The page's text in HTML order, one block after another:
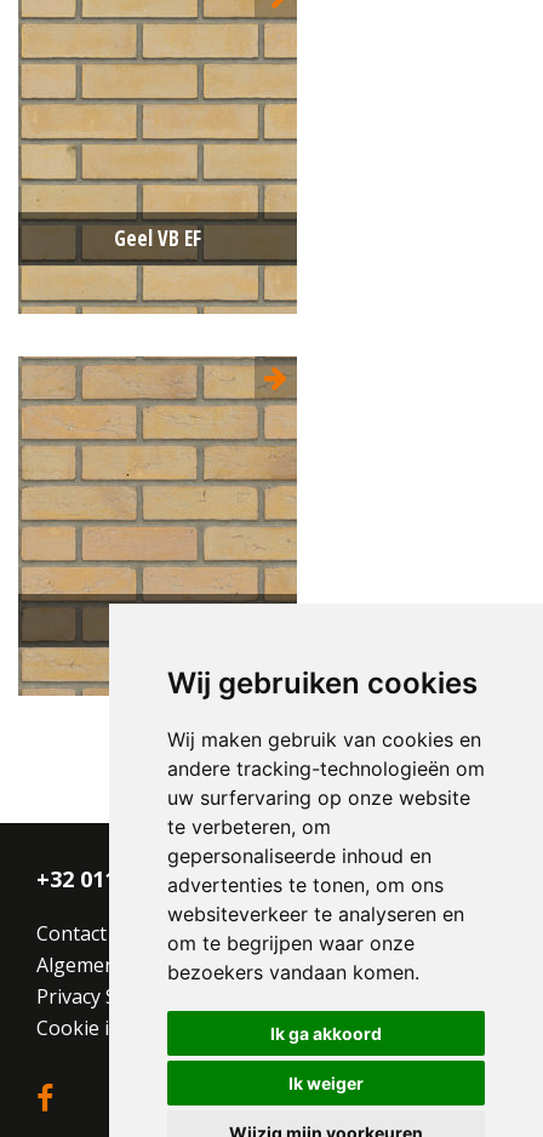
Wij gebruiken cookies
Wij maken gebruik van cookies en
andere tracking-technologieën om
uw surfervaring op onze website
te verbeteren, om
gepersonaliseerde inhoud en
advertenties te tonen, om ons
websiteverkeer te analyseren en
om te begrijpen waar onze
bezoekers vandaan komen.
Ik ga akkoord
Ik weiger
Wijzig mijn voorkeuren
Geel VB EF
Type:
Vormbak (VB)
Formaat:
Engels Formaat (EF)
215x100x65
Structuur:
Egaal
Geel
Handvorm (HV)
Engels Formaat (EF)
Egaal
Kleur:
Geel
+32 011 - 870 938
Contact
Algemene voorwaarden
Privacy Statement
Cookie instellingen